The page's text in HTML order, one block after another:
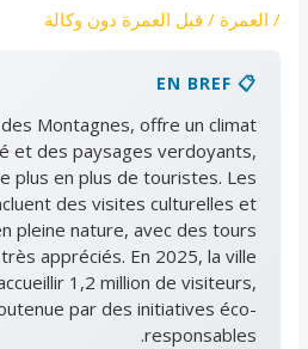
/ العمرة / قبل العمرة دون وكالة
📋 EN BREF
Montagnes, offre un climat
et des paysages verdoyants,
plus en plus de touristes. Les
des visites culturelles et
pleine nature, avec des tours
appréciés. En 2025, la ville
1,2 million de visiteurs,
par des initiatives éco-
responsables.